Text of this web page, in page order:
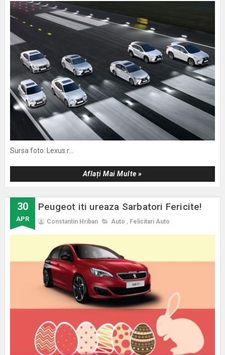
Sursa foto: Lexus.r...
Aflați Mai Multe »
30
APR
Peugeot iti ureaza Sarbatori Fericite!
Constantin Hriban Auto , Felicitari Auto